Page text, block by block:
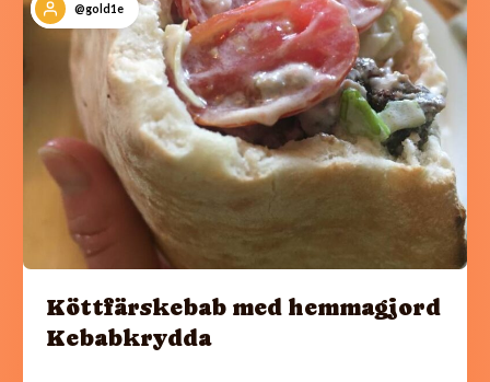
@gold1e
Köttfärskebab med hemmagjord
Kebabkrydda